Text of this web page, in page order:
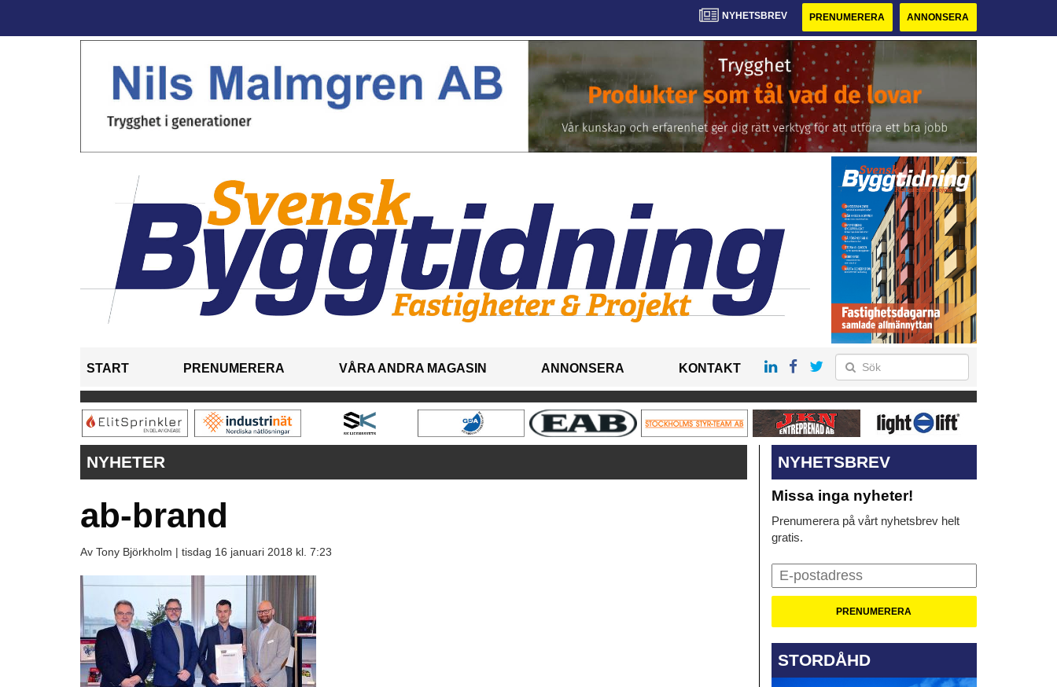
NYHETSBREV PRENUMERERA ANNONSERA
START PRENUMERERA VÅRA ANDRA MAGASIN ANNONSERA KONTAKT
NYHETER
ab-brand
Av Tony Björkholm | tisdag 16 januari 2018 kl. 7:23
NYHETSBREV
Missa inga nyheter!
Prenumerera på vårt nyhetsbrev helt
gratis.
STORDÅHD